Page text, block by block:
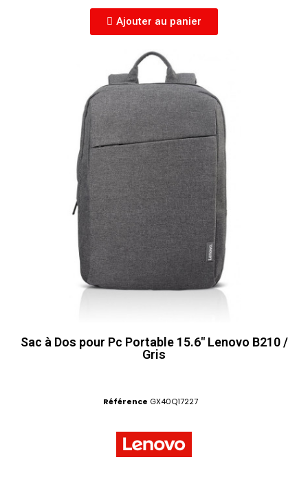
Ajouter au panier
Sac à Dos pour Pc Portable 15.6" Lenovo B210 /
Gris
Référence GX40Q17227